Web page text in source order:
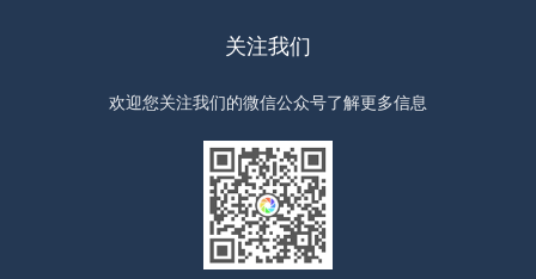
关注我们
欢迎您关注我们的微信公众号了解更多信息